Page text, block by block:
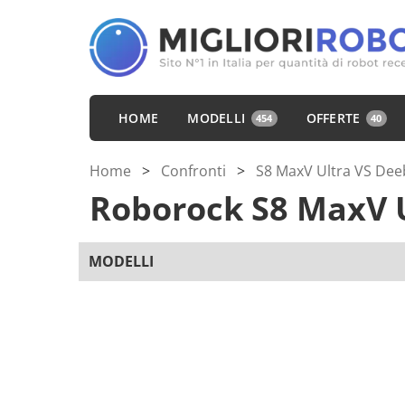
HOME MODELLI 454 OFFERTE 40
Home > Confronti > S8 MaxV Ultra VS
Roborock S8 MaxV
MODELLI